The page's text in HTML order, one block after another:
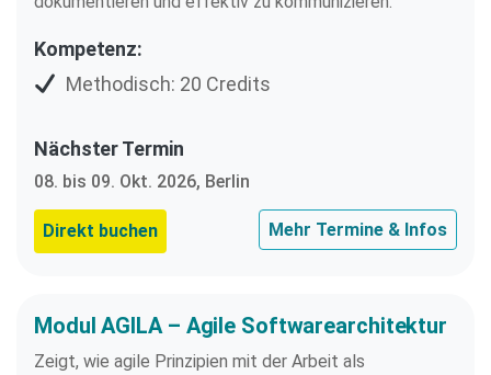
Kompetenz:
Methodisch: 20 Credits
Nächster Termin
08. bis 09. Okt. 2026, Berlin
Direkt buchen Mehr Termine & Infos
Modul AGILA – Agile Softwarearchitektur
Zeigt, wie agile Prinzipien mit der Arbeit als